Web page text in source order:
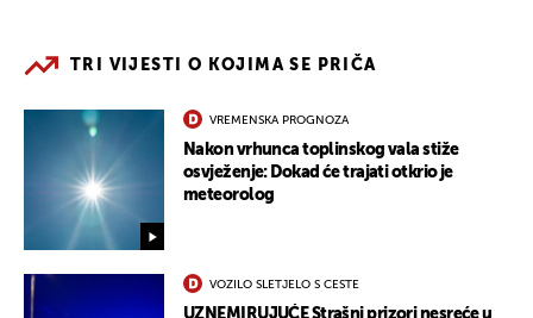
TRI VIJESTI O KOJIMA SE PRIČA
VREMENSKA PROGNOZA
Nakon vrhunca toplinskog vala stiže
osvježenje: Dokad će trajati otkrio je
meteorolog
VOZILO SLETJELO S CESTE
UZNEMIRUJUĆE Strašni prizori nesreće u